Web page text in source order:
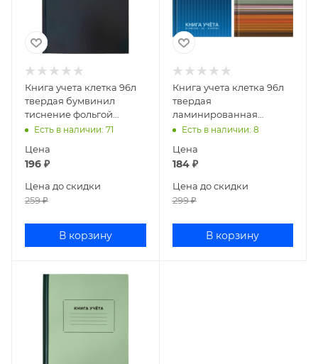
Книга учета клетка 96л
твердая бумвинил
тиснение фольгой
deVENTE 2056460
Есть в наличии: 71
Цена
196 ₽
Цена до скидки
259₽
В корзину
Книга учета клетка 96л
твердая
ламинированная
deVENTE ассорти
Есть в наличии: 8
Цена
184₽
Цена до скидки
299₽
В корзину